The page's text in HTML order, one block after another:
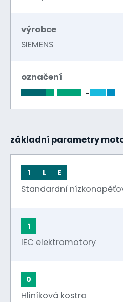
výrobce
SIEMENS
označení
-
základní parametry
1 L E
Standardní
1
IEC elektromotory
0
Hliníková kostra